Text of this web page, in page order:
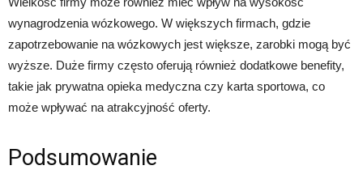
wynagrodzenia wózkowego. W większych firmach, gdzie
zapotrzebowanie na wózkowych jest większe, zarobki mogą być
wyższe. Duże firmy często oferują również dodatkowe benefity,
takie jak prywatna opieka medyczna czy karta sportowa, co
może wpływać na atrakcyjność oferty.
Podsumowanie